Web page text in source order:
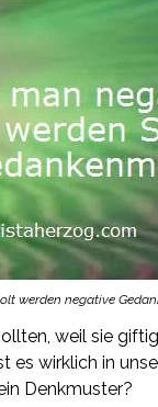
werden negative
weil sie
wirklich in
Denkmuster?